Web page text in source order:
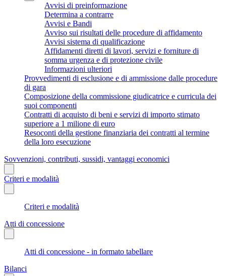
Avvisi di preinformazione
Determina a contrarre
Avvisi e Bandi
Avviso sui risultati delle procedure di affidamento
Avvisi sistema di qualificazione
Affidamenti diretti di lavori, servizi e forniture di
somma urgenza e di protezione civile
Informazioni ulteriori
Provvedimenti di esclusione e di ammissione dalle procedure
di gara
Composizione della commissione giudicatrice e curricula dei
suoi componenti
Contratti di acquisto di beni e servizi di importo stimato
superiore a 1 milione di euro
Resoconti della gestione finanziaria dei contratti al termine
della loro esecuzione
Sovvenzioni, contributi, sussidi, vantaggi economici
Criteri e modalità
Criteri e modalità
Atti di concessione
Atti di concessione - in formato tabellare
Bilanci